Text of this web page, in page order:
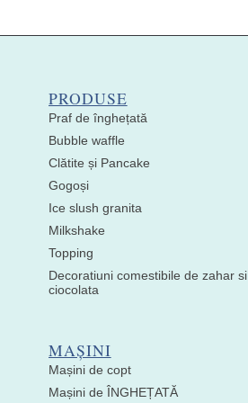
PRODUSE
Praf de înghețată
Bubble waffle
Clătite și Pancake
Gogoși
Ice slush granita
Milkshake
Topping
Decoratiuni comestibile de zahar si
ciocolata
MAȘINI
Mașini de copt
Mașini de ÎNGHEȚATĂ